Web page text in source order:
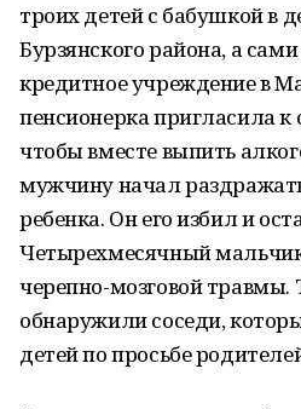
троих детей с бабушкой в
Бурзянского района, а
кредитное учреждение в
пенсионерка пригласила к
чтобы вместе выпить
мужчину начал
ребенка. Он его избил и
Четырехмесячный
черепно-мозговой
обнаружили соседи,
детей по просьбе